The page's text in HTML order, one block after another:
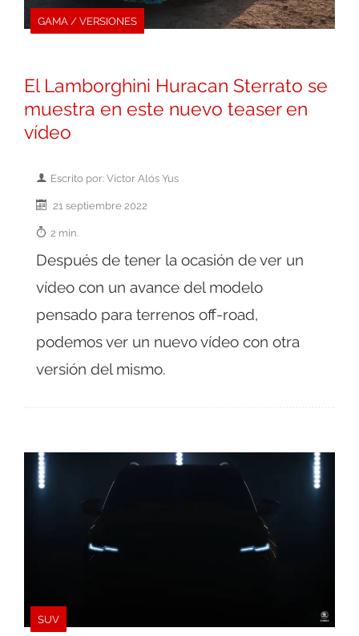
GAMA / VERSIONES
El Lamborghini Huracan Sterrato se
muestra en este nuevo teaser en
vídeo
Escrito por: Victor Alós Yus
21 septiembre 2022
2 min.
Después de tener la ocasión de ver un
vídeo con un avance del modelo
pensado para terrenos off-road,
podemos ver un nuevo vídeo con otra
versión del mismo.
SUV